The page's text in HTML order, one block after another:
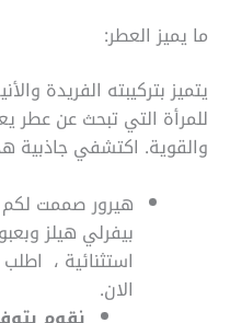
ما يميز العطر:
يتميز بتركيبته الفريدة
للمرأة التي تبحث عن عطر
والقوية. اكتشفي جاذبية
هيرور صممت
بيفرلي هيلز
استثنائية ،
الان.